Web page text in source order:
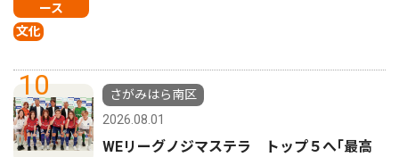
ース
文化
10
さがみはら南区
2026.08.01
WEリーグノジマステラ トップ５へ｢最高